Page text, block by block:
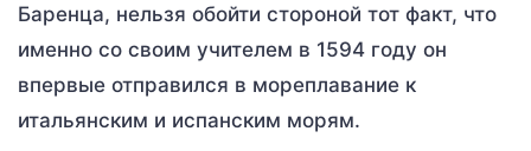
Баренца, нельзя обойти стороной тот факт, что
именно со своим учителем в 1594 году он
впервые отправился в мореплавание к
итальянским и испанским морям.